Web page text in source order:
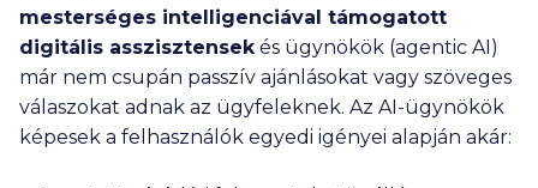
mesterséges intelligenciával támogatott
digitális asszisztensekés ügynökök (agentic AI)
már nem csupán passzív ajánlásokat vagy szöveges
válaszokat adnak az ügyfeleknek. Az AI-ügynökök
képesek a felhasználók egyedi igényei alapján akár: